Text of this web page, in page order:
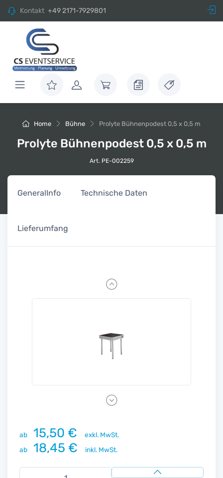
Kontakt +49 2171-7929801
Home Bühne Prolyte Bühnenpodest 0,5 x 0,5 m
Prolyte Bühnenpodest 0,5 x 0,5 m
Art. PE-002259
GeneralInfo Technische Daten
Lieferumfang
Previous
Next
ab 15,50 €
exkl. MwSt.
ab
18,45 € inkl. MwSt.